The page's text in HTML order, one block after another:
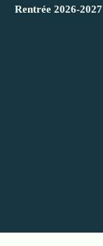
Rentrée 2026-2027